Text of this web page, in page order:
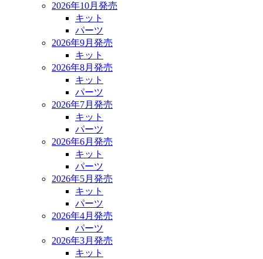
2026年10月発売
キット
パーツ
2026年9月発売
キット
2026年8月発売
キット
パーツ
2026年7月発売
キット
パーツ
2026年6月発売
キット
パーツ
2026年5月発売
キット
パーツ
2026年4月発売
パーツ
2026年3月発売
キット